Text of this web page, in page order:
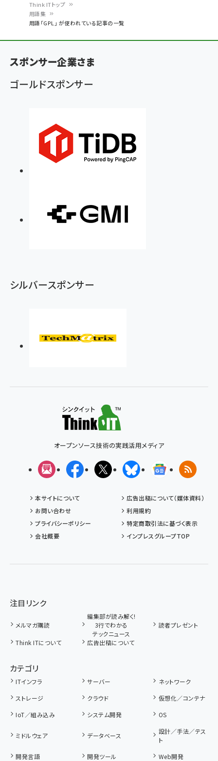
ン
く
ず
Think ITトップ
用語集
用語「GPL」 が使われている記事の一覧
スポンサー企業さま
ゴールドスポンサー
シルバースポンサー
オープンソース技術の実践活用メディア
メルマガFacebookX(エックス)BlueskyGoogleニュ
RSS
本サイトについて
広告出稿について（媒体資料）
お問い合わせ
利用規約
プライバシーポリシー
特定商取引法に基づく表示
会社概要
インプレスグループTOP
注目リンク
メルマガ購読
編集部が読み解く!
3行でわかる
テックニュース
読者プレゼント
Think ITについて 広告出稿について
カテゴリ
ITインフラ サーバー
ネットワーク
ストレージ
クラウド
仮想化／コンテナ
IoT／組み込み
システム開発 OS
ミドルウェア データベース
設計／手法／テス
ト
開発言語
開発ツール
Web開発